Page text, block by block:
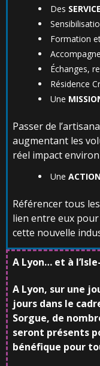
Des
Formation
Échanges,
Résidence
Une
Passer de
augmentant les
réel impact
Une ACTION
Référencer tous
lien entre eux
cette nouvelle
A Lyon… et à
A Lyon, sur une
jours dans le
Sorgue, de
seront présents
bénéfique pour